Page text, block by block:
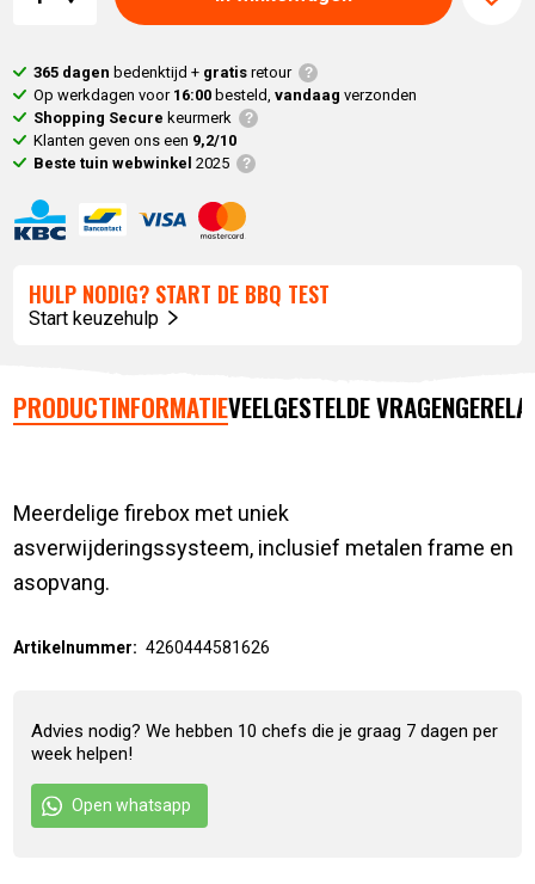
365 dagen bedenktijd + gratisretour
Op werkdagen voor 16:00 besteld,vandaag verzonden
Shopping Secure keurmerk
Klanten geven ons een 9,2/10
Beste tuin webwinkel 2025
HULP NODIG? START DE BBQ TEST
Start keuzehulp
PRODUCTINFORMATIEVEELGESTELDE VRAGEN
Meerdelige firebox met uniek
asverwijderingssysteem, inclusief metalen frame en
asopvang.
Artikelnummer: 4260444581626
Advies nodig? We hebben 10 chefs die je graag 7 dagen per
week helpen!
Open whatsapp